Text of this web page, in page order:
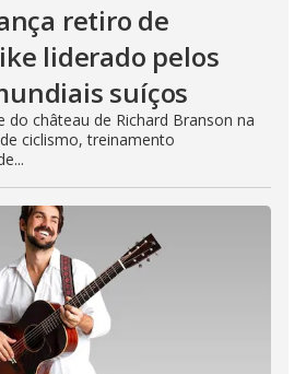
retiro de
liderado pelos
suíços
do château de Richard Branson na
ciclismo, treinamento